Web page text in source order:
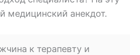
медицинский анекдот.
к терапевту и